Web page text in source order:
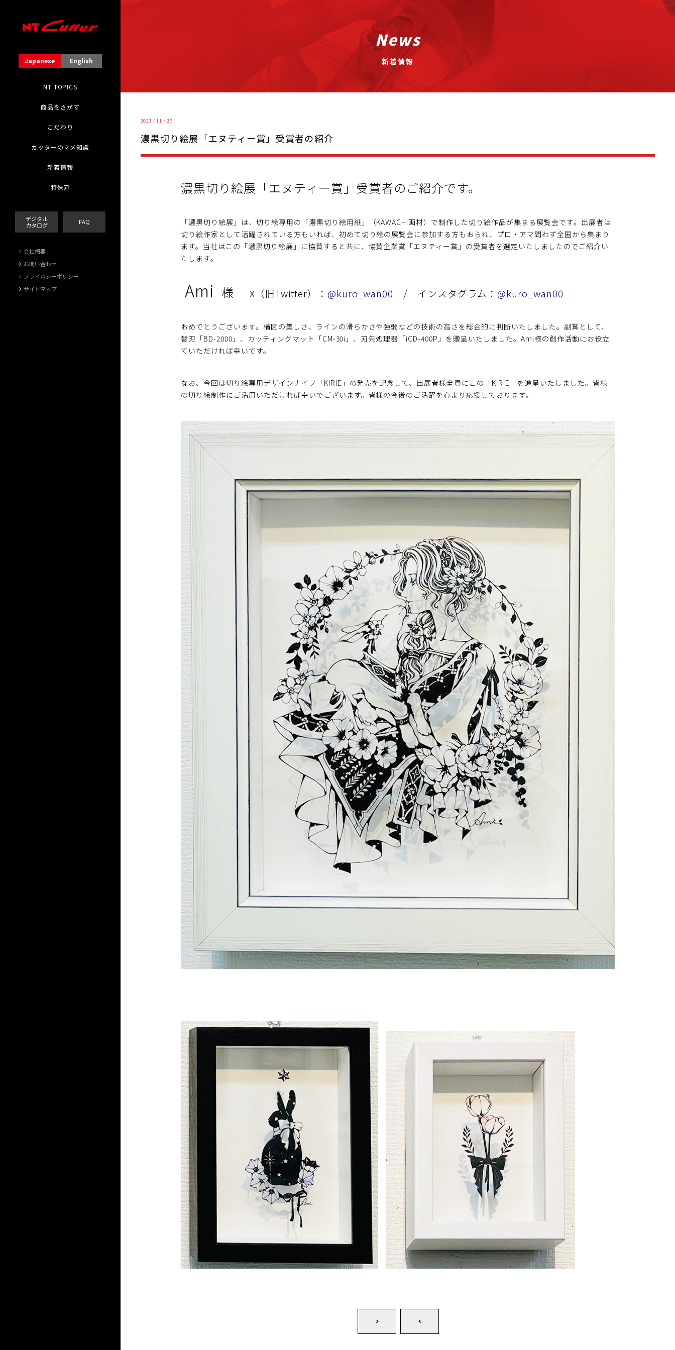
Japanese English
NT TOPICS
商品をさがす
こだわり
カッターのマメ知識
新着情報
特殊刃
デジタル
カタログ
FAQ
会社概要
お問い合わせ
プライバシーポリシー
サイトマップ
News
新着情報
2023 / 11 / 27
濃黒切り絵展「エヌティー賞」受賞者の紹介
濃黒切り絵展「エヌティー賞」受賞者のご紹介です。
「濃黒切り絵展」は、切り絵専用の「濃黒切り絵用紙」（KAWACHI画材）で制作した切り絵作品が集まる展覧会です。出展者は
切り絵作家として活躍されている方もいれば、初めて切り絵の展覧会に参加する方もおられ、プロ・アマ問わず全国から集まり
ます。当社はこの「濃黒切り絵展」に協賛すると共に、協賛企業賞「エヌティー賞」の受賞者を選定いたしましたのでご紹介い
たします。
Ami 様 X（旧Twitter）： @kuro_wan00 / インスタグラム：@kuro_wan00
おめでとうございます。構図の美しさ、ラインの滑らかさや強弱などの技術の高さを総合的に判断いたしました。副賞として、
替刃「BD-2000」、カッティングマット「CM-30i」、刃先処理器「iCD-400P」を贈呈いたしました。Ami様の創作活動にお役立
ていただければ幸いです。
なお、今回は切り絵専用デザインナイフ「KIRIE」の発売を記念して、出展者様全員にこの「KIRIE」を進呈いたしました。皆様
の切り絵制作にご活用いただければ幸いでございます。皆様の今後のご活躍を心より応援しております。